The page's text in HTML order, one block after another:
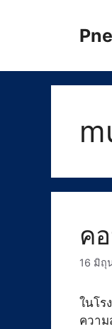
ค
16 มิถุ
ในโร
ความ